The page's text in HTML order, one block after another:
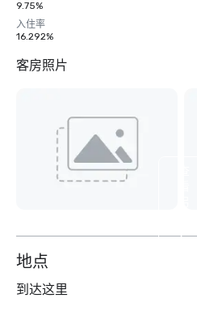
9.75%
入住率
16.292%
客房照片
9
地点
到达这里